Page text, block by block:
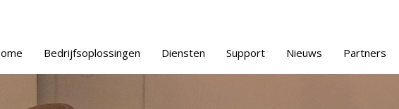
Bedrijfsoplossingen Diensten Support Nieuws Partners